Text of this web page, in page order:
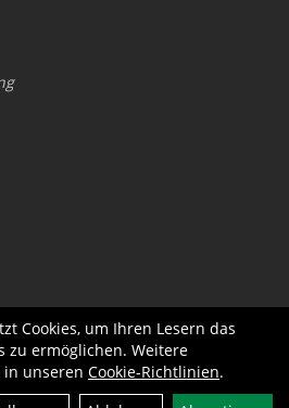
Cookies, um Ihren Lesern das
zu ermöglichen. Weitere
unseren Cookie-Richtlinien.